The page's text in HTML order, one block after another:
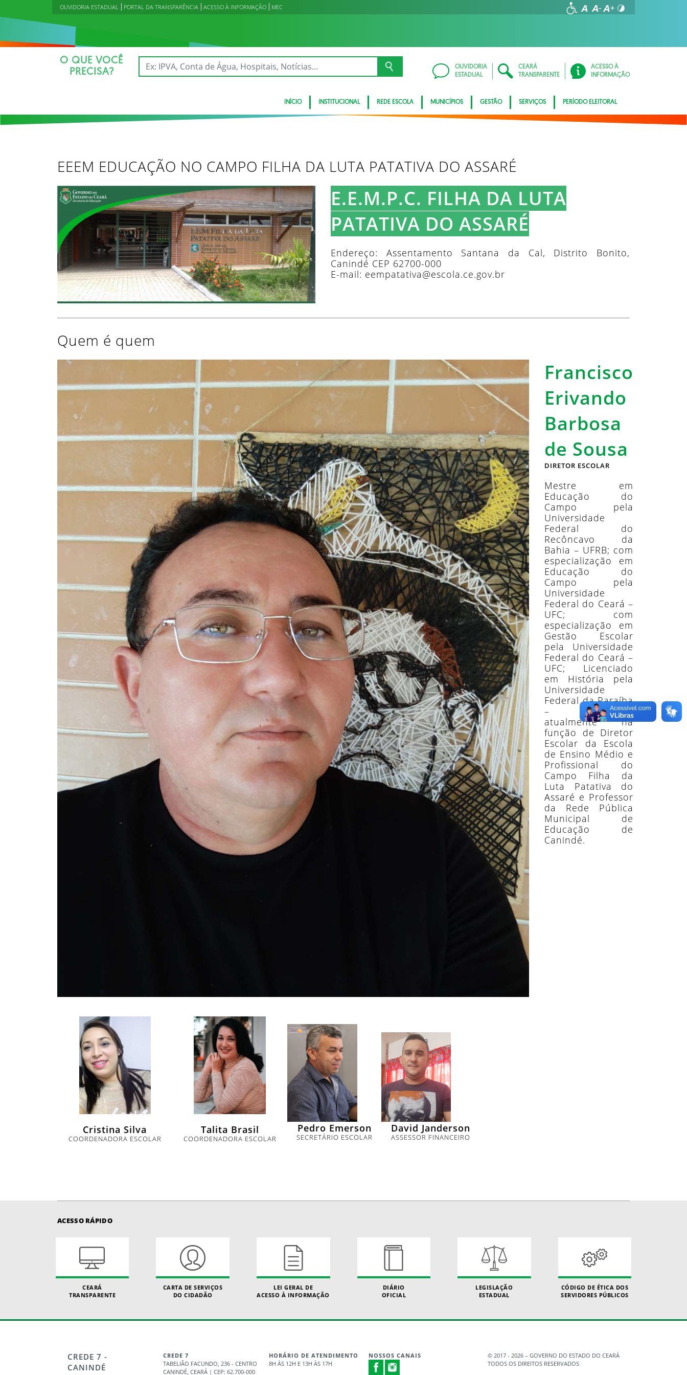
OUVIDORIA ESTADUAL PORTAL DA TRANSPARÊNCIA ACESSO À INFORMAÇÃO MEC
O QUE VOCÊ
PRECISA?
OUVIDORIA
ESTADUAL
CEARÁ
TRANSPARENTE
ACESSO À
INFORMAÇÃO
INÍCIO INSTITUCIONAL REDE ESCOLA MUNICÍPIOS GESTÃO SERVIÇOS PERÍODO ELEITORAL
EEEM EDUCAÇÃO NO CAMPO FILHA DA LUTA PATATIVA DO ASSARÉ
E.E.M.P.C. FILHA DA LUTA
PATATIVA DO ASSARÉ
Endereço: Assentamento Santana da Cal, Distrito Bonito,
Canindé CEP 62700-000
E-mail: eempatativa@escola.ce.gov.br
Quem é quem
Francisco
Erivando
Barbosa
de Sousa
DIRETOR ESCOLAR
Mestre em
Educação do
Campo pela
Universidade
Federal do
Recôncavo da
Bahia – UFRB; com
especialização em
Educação do
Campo pela
Universidade
Federal do Ceará –
UFC; com
especialização em
Gestão Escolar
pela Universidade
Federal do Ceará –
UFC; Licenciado
em História pela
Universidade
Federal da Paraíba
– UFPB;
atualmente na
função de Diretor
Escolar da Escola
de Ensino Médio e
Profissional do
Campo Filha da
Luta Patativa do
Assaré e Professor
da Rede Pública
Municipal de
Educação de
Canindé.
Cristina Silva
COORDENADORA ESCOLAR
Talita Brasil
COORDENADORA ESCOLAR
Pedro Emerson
SECRETÁRIO ESCOLAR
David Janderson
ASSESSOR FINANCEIRO
ACESSO RÁPIDO
CEARÁ
TRANSPARENTE
CARTA DE SERVIÇOS
DO CIDADÃO
LEI GERAL DE
ACESSO À INFORMAÇÃO
DIÁRIO
OFICIAL
LEGISLAÇÃO
ESTADUAL
CÓDIGO DE ÉTICA DOS
SERVIDORES PÚBLICOS
CREDE 7 -
CANINDÉ
CREDE 7
TABELIÃO FACUNDO, 236 - CENTRO
CANINDÉ, CEARÁ | CEP: 62.700-000
HORÁRIO DE ATENDIMENTO
8H ÀS 12H E 13H ÀS 17H
NOSSOS CANAIS
© 2017 - 2026 – GOVERNO DO ESTADO DO CEARÁ
TODOS OS DIREITOS RESERVADOS